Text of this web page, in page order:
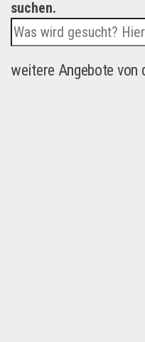
suchen.
weitere Angebote von